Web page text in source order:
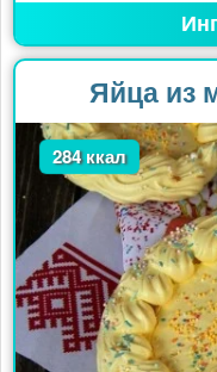
Яйца из
284 ккал